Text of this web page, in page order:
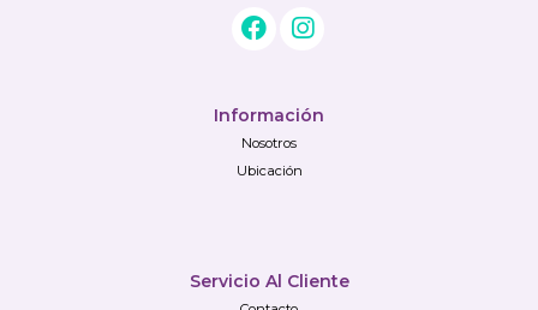
Información
Nosotros
Ubicación
Servicio Al Cliente